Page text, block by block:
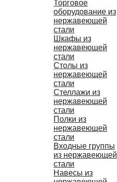
Торговое
оборудование из
нержавеющей
стали
Шкафы из
нержавеющей
стали
Столы из
нержавеющей
стали
Стеллажи из
нержавеющей
стали
Полки из
нержавеющей
стали
Входные группы
из нержавеющей
стали
Навесы из